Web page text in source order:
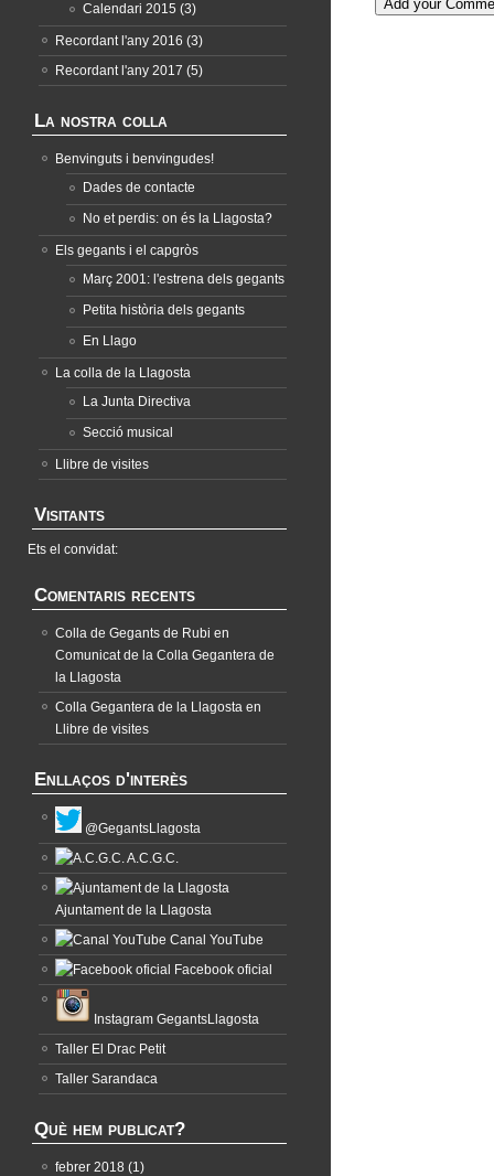
Calendari 2015 (3)
Recordant l'any 2016 (3)
Recordant l'any 2017 (5)
La nostra colla
Benvinguts i benvingudes!
Dades de contacte
No et perdis: on és la Llagosta?
Els gegants i el capgròs
Març 2001: l'estrena dels gegants
Petita història dels gegants
En Llago
La colla de la Llagosta
La Junta Directiva
Secció musical
Llibre de visites
Visitants
Ets el convidat:
Comentaris recents
Colla de Gegants de Rubi en
Comunicat de la Colla Gegantera de
la Llagosta
Colla Gegantera de la Llagosta en
Llibre de visites
Enllaços d'interès
@GegantsLlagosta
A.C.G.C.
Ajuntament de la Llagosta
Canal YouTube
Facebook oficial
Instagram GegantsLlagosta
Taller El Drac Petit
Taller Sarandaca
Què hem publicat?
febrer 2018 (1)